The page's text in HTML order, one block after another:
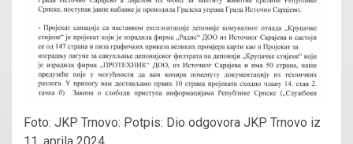
Foto: JKP Trnovo: Potpis: Dio odgovora JKP Trnovo iz
11. aprila 2024.